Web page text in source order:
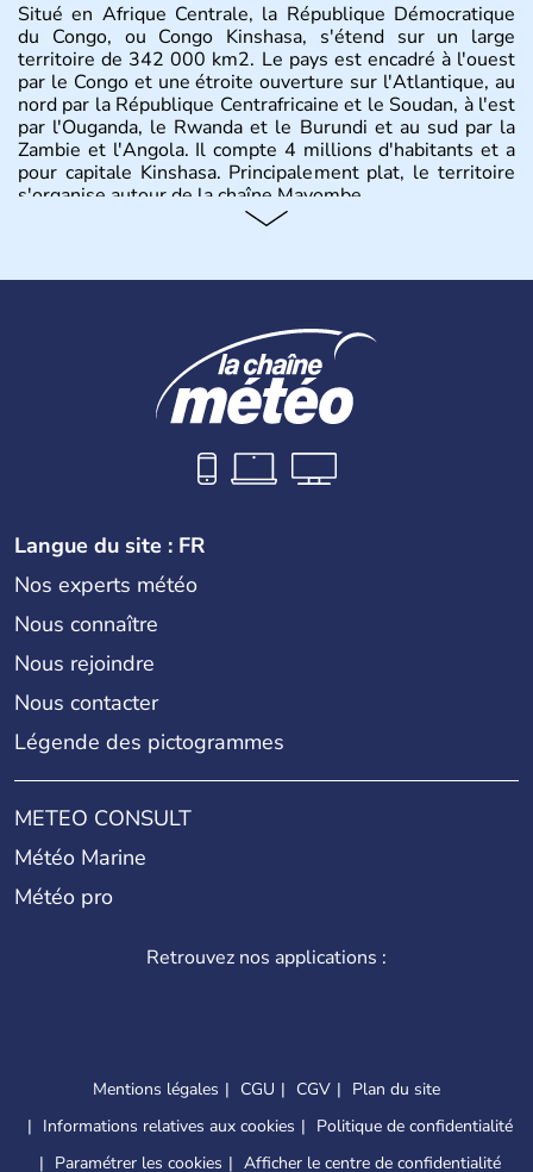
Situé en Afrique Centrale, la République Démocratique
du Congo, ou Congo Kinshasa, s'étend sur un large
territoire de 342 000 km2. Le pays est encadré à l'ouest
par le Congo et une étroite ouverture sur l'Atlantique, au
nord par la République Centrafricaine et le Soudan, à l'est
par l'Ouganda, le Rwanda et le Burundi et au sud par la
Zambie et l'Angola. Il compte 4 millions d'habitants et a
pour capitale Kinshasa. Principalement plat, le territoire
s'organise autour de la chaîne Mayombe.
Langue du site : FR
Nos experts météo
Nous connaître
Nous rejoindre
Nous contacter
Légende des pictogrammes
METEO CONSULT
Météo Marine
Météo pro
Retrouvez nos applications :
Mentions légales CGU CGV
Plan du site
Informations relatives aux cookies
Politique de confidentialité
Paramétrer les cookies
Afficher le centre de confidentialité